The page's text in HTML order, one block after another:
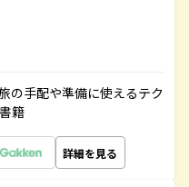
の手配や準備に使えるテク
籍
詳細を見る